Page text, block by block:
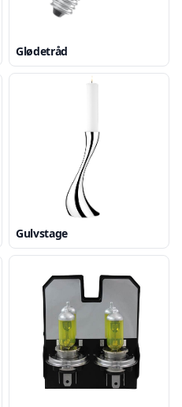
Glødetråd
Gulvstage